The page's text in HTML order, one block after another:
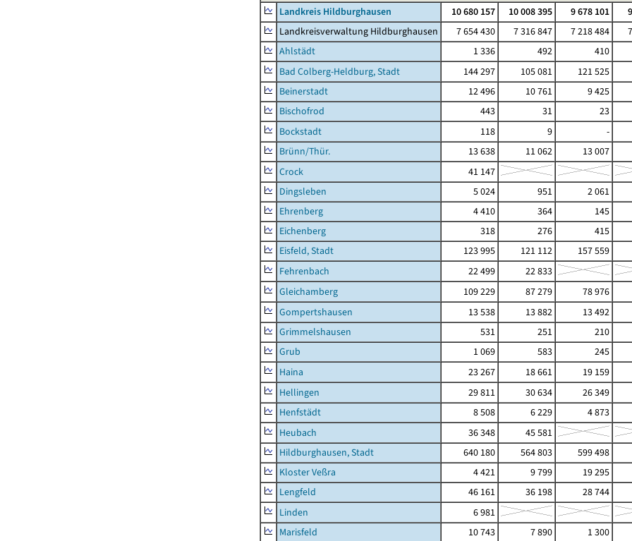
Landkreis Hildburghausen 10 680 157 10 008 395 9 678 101
Landkreisverwaltung Hildburghausen
7 654 430 7 316 847 7 218 484
Ahlstädt
1 336 492 410
Bad Colberg-Heldburg, Stadt
144 297 105 081 121 525
Beinerstadt
12 496 10 761 9 425
Bischofrod
443 31 23
Bockstadt
118 9 -
Brünn/Thür.
13 638 11 062 13 007
Crock
41 147
Dingsleben
5 024 951 2 061
Ehrenberg
4 410 364 145
Eichenberg
318 276 415
Eisfeld, Stadt
123 995 121 112 157 559
Fehrenbach
22 499
22 833
Gleichamberg
109 229 87 279 78 976
Gompertshausen
13 538 13 882 13 492
Grimmelshausen
531 251 210
Grub
1 069 583 245
Haina
23 267 18 661 19 159
Hellingen
29 811 30 634 26 349
Henfstädt
8 508 6 229 4 873
Heubach
36 348
45 581
Hildburghausen, Stadt
640 180 564 803 599 498
Kloster Veßra
4 421 9 799 19 295
Lengfeld
46 161 36 198 28 744
Linden
6 981
Marisfeld
10 743 7 890 1 300